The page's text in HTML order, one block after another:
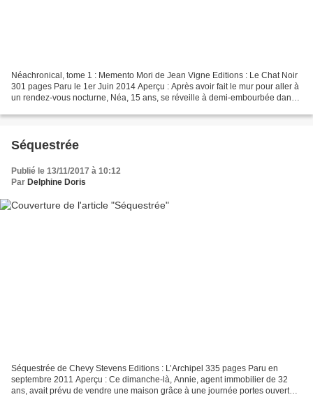
Néachronical, tome 1 : Memento Mori de Jean Vigne Editions : Le Chat Noir
301 pages Paru le 1er Juin 2014 Aperçu : Après avoir fait le mur pour aller à
un rendez-vous nocturne, Néa, 15 ans, se réveille à demi-embourbée dans
Séquestrée
Publié le 13/11/2017 à 10:12
Par Delphine Doris
Séquestrée de Chevy Stevens Editions : L’Archipel 335 pages Paru en
septembre 2011 Aperçu : Ce dimanche-là, Annie, agent immobilier de 32
ans, avait prévu de vendre une maison grâce à une journée portes ouvertes.